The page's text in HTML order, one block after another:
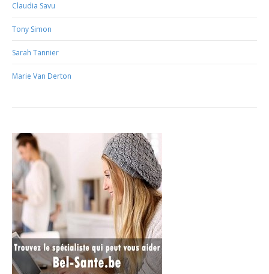
Claudia Savu
Tony Simon
Sarah Tannier
Marie Van Derton